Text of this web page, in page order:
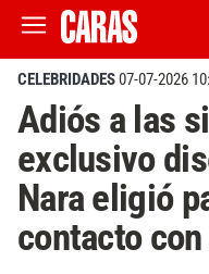
CELEBRIDADES07-07-2026
Adiós a las
exclusivo
Nara eligió
contacto